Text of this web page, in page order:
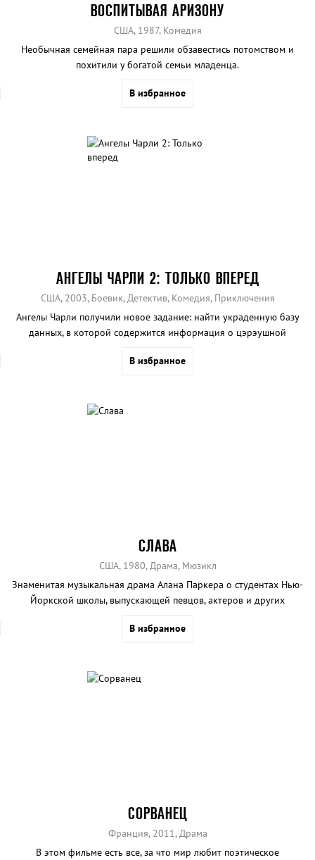
ВОСПИТЫВАЯ АРИЗОНУ
США, 1987, Комедия
Необычная семейная пара решили обзавестись потомством и
похитили у богатой семьи младенца.
В избранное
АНГЕЛЫ ЧАРЛИ 2: ТОЛЬКО ВПЕРЕД
США, 2003, Боевик, Детектив, Комедия, Приключения
Ангелы Чарли получили новое задание: найти украденную базу
данных, в которой содержится информация о цэрэушной
В избранное
СЛАВА
США, 1980, Драма, Мюзикл
Знаменитая музыкальная драма Алана Паркера о студентах Нью-
Йоркской школы, выпускающей певцов, актеров и других
В избранное
СОРВАНЕЦ
Франция, 2011, Драма
В этом фильме есть все, за что мир любит поэтическое